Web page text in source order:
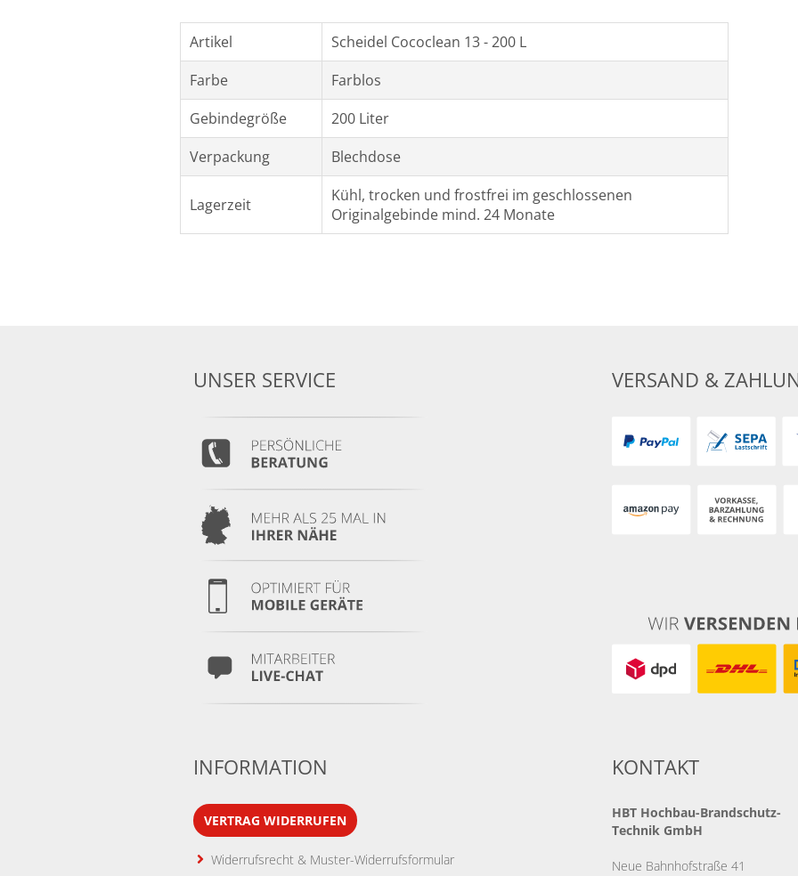
Artikel
Scheidel Cococlean 13 - 200 L
Farbe
Farblos
Gebindegröße
200 Liter
Verpackung
Blechdose
Lagerzeit
Kühl, trocken und frostfrei im geschlossenen
Originalgebinde mind. 24 Monate
UNSER SERVICE VERSAND &
INFORMATION
VERTRAG WIDERRUFEN
Widerrufsrecht & Muster-Widerrufsformular
KONTAKT
HBT Hochbau-Brandschutz-
Technik GmbH
Neue Bahnhofstraße 41